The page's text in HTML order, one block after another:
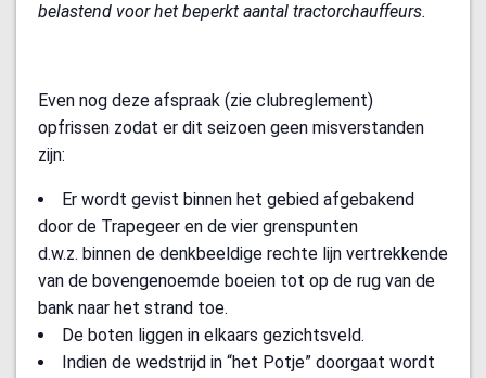
belastend voor het beperkt aantal tractorchauffeurs.
Even nog deze afspraak (zie clubreglement)
opfrissen zodat er dit seizoen geen misverstanden
zijn:
Er wordt gevist binnen het gebied afgebakend
door de Trapegeer en de vier grenspunten
d.w.z. binnen de denkbeeldige rechte lijn vertrekkende
van de bovengenoemde boeien tot op de rug van de
bank naar het strand toe.
De boten liggen in elkaars gezichtsveld.
Indien de wedstrijd in “het Potje” doorgaat wordt